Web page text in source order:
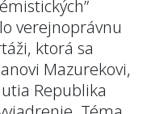
verejnoprávnu
ktorá sa
Mazurekovi,
Republika